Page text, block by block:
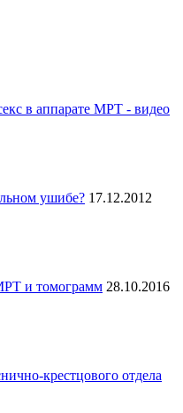
в аппарате МРТ - видео
ушибе? 17.12.2012
и томограмм 28.10.2016
крестцового отдела